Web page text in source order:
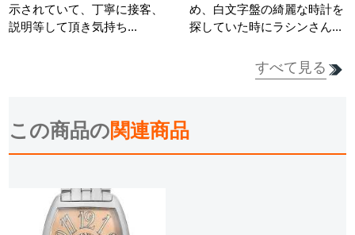
示されていて、丁寧に接客、
説明等して頂き気持ち...
め、白文字盤の綺麗な時計を
探していた時にラシンさん...
すべて見る
この商品の関連商品